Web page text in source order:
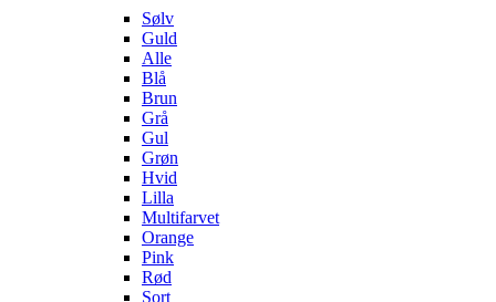
Sølv
Guld
Alle
Blå
Brun
Grå
Gul
Grøn
Hvid
Lilla
Multifarvet
Orange
Pink
Rød
Sort